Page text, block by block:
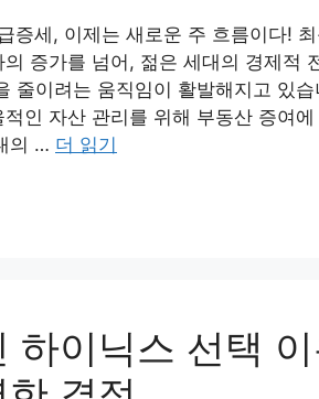
증세, 이제는 새로운 주 흐름이다!
증가를 넘어, 젊은 세대의 경제적
줄이려는 움직임이 활발해지고 있
인 자산 관리를 위해 부동산 증여
의 … 더 읽기
하이닉스 선택